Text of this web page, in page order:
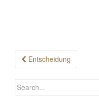
Post
Entscheidung